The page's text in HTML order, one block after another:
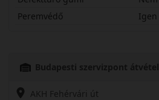
Peremvédő
Igen
Budapesti szervizpont átvétel
AKH Fehérvári út